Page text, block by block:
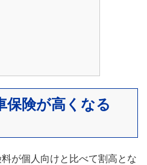
保険が高くなる
が個人向けと比べて割高とな